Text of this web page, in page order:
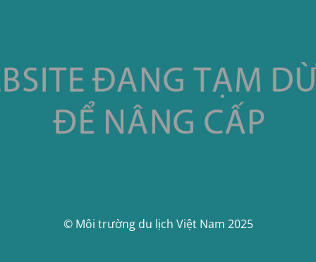
© Môi trường du lịch Việt Nam 2025